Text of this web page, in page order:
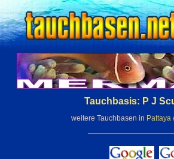
Tauchbasis: P J
weitere Tauchbasen in Pattaya